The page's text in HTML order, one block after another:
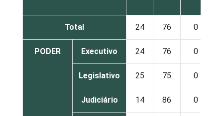
Total 24 76 0
PODER Executivo 24 76 0
Legislativo 25 75 0
Judiciário 14 86 0